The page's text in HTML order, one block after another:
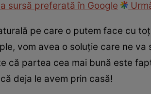
sursă preferată în Google
pe care o putem face cu
vom avea o soluție care ne
că partea cea mai bună este
deja le avem prin casă!